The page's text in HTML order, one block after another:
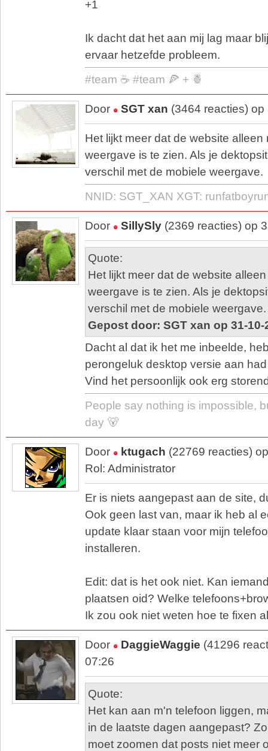
+1
Ik dacht dat het aan mij lag maar
ervaar hetzefde probleem.
#team ☕ #team 🍕 + 🍍
Door SGT xan (3464 reacties)
Het lijkt meer dat de website
weergave is te zien. Als je
verschil met de mobiele weergave.
NNID: SGT_XAN XGT:
Door SillySly (2369 reacties) op
Quote:
Het lijkt meer dat de website
weergave is te zien. Als je
verschil met de mobiele weergave.
Gepost door: SGT xan op 31-10-
Dacht al dat ik het me inbeelde,
perongeluk desktop versie aan
Vind het persoonlijk ook erg
People say nothing is impossible,
day 🐻
Door ktugach (22769 reacties)
Rol: Administrator
Er is niets aangepast aan de site,
Ook geen last van, maar ik heb al
update klaar staan voor mijn
installeren.
Edit: dat is het ook niet. Kan
plaatsen oid? Welke
Ik zou ook niet weten hoe te fixen
Door DaggieWaggie (41296
07:26
Quote:
Het kan aan m'n telefoon liggen,
in de laatste dagen aangepast?
moet zoomen dat posts niet meer